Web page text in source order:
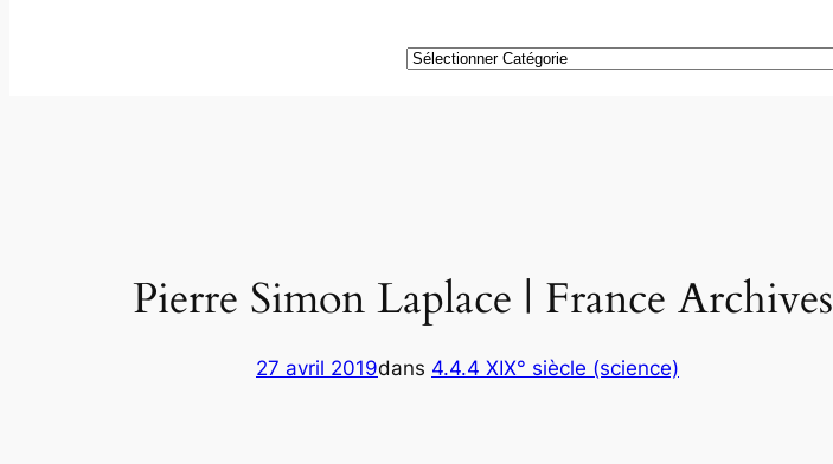
Catégories
Pierre Simon Laplace | France Archives
27 avril 2019dans 4.4.4 XIX° siècle (science)